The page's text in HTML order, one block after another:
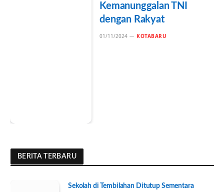
Kemanunggalan TNI
dengan Rakyat
01/11/2024 KOTABARU
BERITA TERBARU
Sekolah di Tembilahan Ditutup Sementara